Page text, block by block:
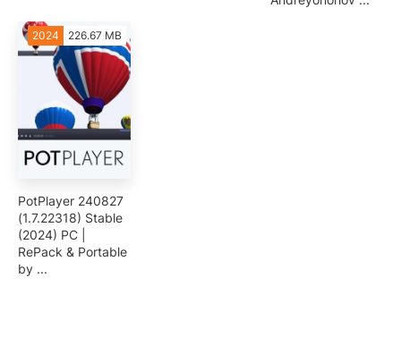
2024 226.67 MB
PotPlayer 240827
(1.7.22318) Stable
(2024) PC |
RePack & Portable
by ...